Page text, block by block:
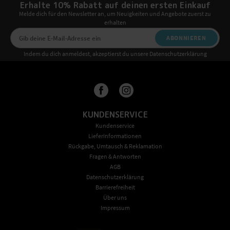
Erhalte 10% Rabatt auf deinen ersten Einkauf
Melde dich für den Newsletter an, um Neuigkeiten und Angebote zuerst zu
erhalten
ABONNIEREN
Indem du dich anmeldest, akzeptierst du unsere Datenschutzerklärung
KUNDENSERVICE
Kundenservice
Lieferinformationen
Rückgabe, Umtausch & Reklamation
Fragen & Antworten
AGB
Datenschutzerklärung
Barrierefreiheit
Über uns
Impressum